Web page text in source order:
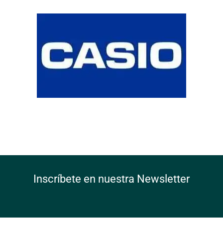
Inscríbete en nuestra Newsletter